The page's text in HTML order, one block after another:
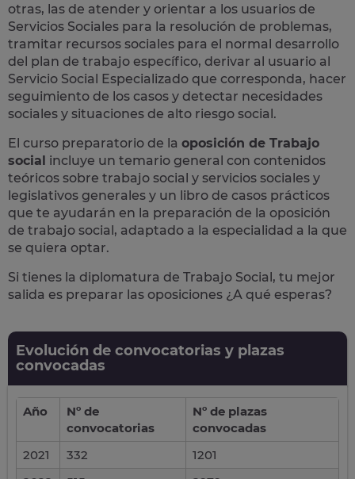
otras, las de atender y orientar a los usuarios de
Servicios Sociales para la resolución de problemas,
tramitar recursos sociales para el normal desarrollo
del plan de trabajo específico, derivar al usuario al
Servicio Social Especializado que corresponda, hacer
seguimiento de los casos y detectar necesidades
sociales y situaciones de alto riesgo social.
El curso preparatorio de la oposición de Trabajo
social incluye un temario general con contenidos
teóricos sobre trabajo social y servicios sociales y
legislativos generales y un libro de casos prácticos
que te ayudarán en la preparación de la oposición
de trabajo social, adaptado a la especialidad a la que
se quiera optar.
Si tienes la diplomatura de Trabajo Social, tu mejor
salida es preparar las oposiciones ¿A qué esperas?
Evolución de convocatorias y plazas
convocadas
Año
Nº de
convocatorias
Nº de plazas
convocadas
2021
332
1201